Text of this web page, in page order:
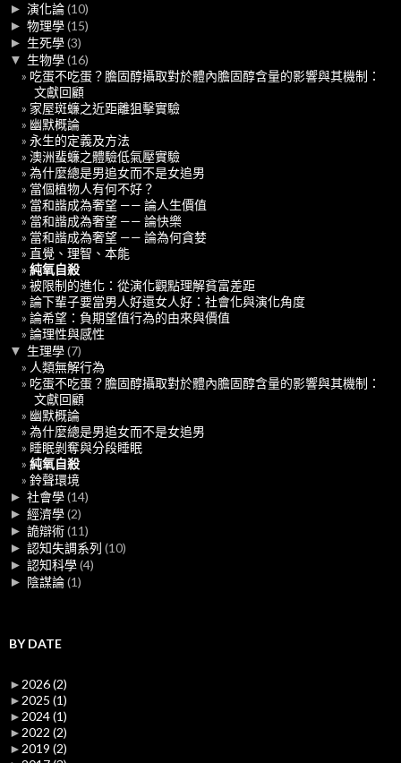
► 演化論(10)
► 物理學(15)
► 生死學(3)
▼ 生物學(16)
吃蛋不吃蛋？膽固醇攝取對於體內膽固醇含量的影響與其機制：
文獻回顧
家屋斑蠊之近距離狙擊實驗
幽默概論
永生的定義及方法
澳洲蜚蠊之體驗低氣壓實驗
為什麼總是男追女而不是女追男
當個植物人有何不好？
當和諧成為奢望 —— 論人生價值
當和諧成為奢望 —— 論快樂
當和諧成為奢望 —— 論為何貪婪
直覺、理智、本能
純氧自殺
被限制的進化：從演化觀點理解貧富差距
論下輩子要當男人好還女人好：社會化與演化角度
論希望：負期望值行為的由來與價值
論理性與感性
▼ 生理學(7)
人類無解行為
吃蛋不吃蛋？膽固醇攝取對於體內膽固醇含量的影響與其機制：
文獻回顧
幽默概論
為什麼總是男追女而不是女追男
睡眠剝奪與分段睡眠
純氧自殺
鈴聲環境
► 社會學(14)
► 經濟學(2)
► 詭辯術(11)
► 認知失調系列 (10)
► 認知科學(4)
► 陰謀論(1)
BY DATE
► 2026(2)
► 2025 (1)
► 2024(1)
► 2022 (2)
► 2019 (2)